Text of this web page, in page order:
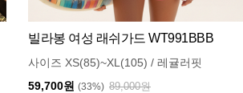
빌라봉 여성 래쉬가드 WT991BBB
사이즈 XS(85)~XL(105) / 레귤러핏
59,700원 (33%) 89,000원